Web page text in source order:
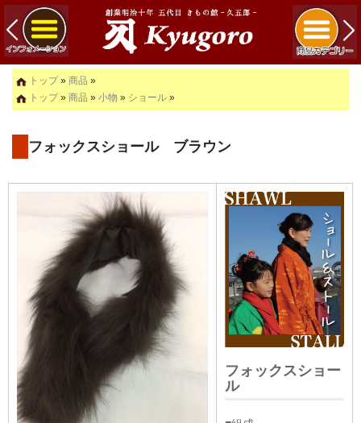
トップ» 商品 »
トップ» 商品 » 小物 » ショール »
フォックスショール ブラウン
フォックスショー
ル